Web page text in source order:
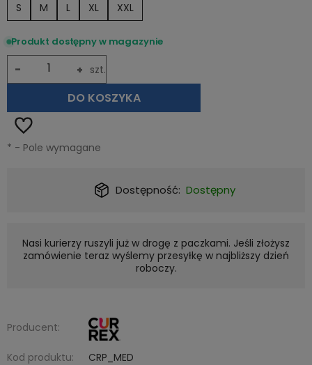
S
M L XL XXL
Produkt dostępny w magazynie
+
- szt.
DO KOSZYKA
* - Pole wymagane
Dostępność: Dostępny
Nasi kurierzy ruszyli już w drogę z paczkami. Jeśli złożysz
zamówienie teraz wyślemy przesyłkę w najbliższy dzień
roboczy.
Producent:
Kod produktu:
CRP_MED